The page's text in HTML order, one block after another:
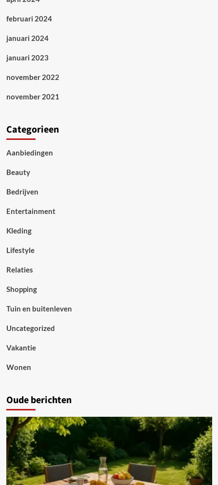
februari 2024
januari 2024
januari 2023
november 2022
november 2021
Categorieen
Aanbiedingen
Beauty
Bedrijven
Entertainment
Kleding
Lifestyle
Relaties
Shopping
Tuin en buitenleven
Uncategorized
Vakantie
Wonen
Oude berichten